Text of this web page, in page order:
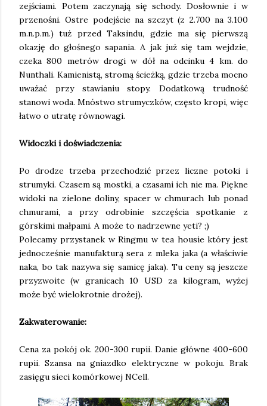
zejściami. Potem zaczynają się schody. Dosłownie i w
przenośni. Ostre podejście na szczyt (z 2.700 na 3.100
m.n.p.m.) tuż przed Taksindu, gdzie ma się pierwszą
okazję do głośnego sapania. A jak już się tam wejdzie,
czeka 800 metrów drogi w dół na odcinku 4 km. do
Nunthali. Kamienistą, stromą ścieżką, gdzie trzeba mocno
uważać przy stawianiu stopy. Dodatkową trudność
stanowi woda. Mnóstwo strumyczków, często kropi, więc
łatwo o utratę równowagi.
Widoczki i doświadczenia:
Po drodze trzeba przechodzić przez liczne potoki i
strumyki. Czasem są mostki, a czasami ich nie ma. Piękne
widoki na zielone doliny, spacer w chmurach lub ponad
chmurami, a przy odrobinie szczęścia spotkanie z
górskimi małpami. A może to nadrzewne yeti? ;)
Polecamy przystanek w Ringmu w tea housie który jest
jednocześnie manufakturą sera z mleka jaka (a właściwie
naka, bo tak nazywa się samicę jaka). Tu ceny są jeszcze
przyzwoite (w granicach 10 USD za kilogram, wyżej
może być wielokrotnie drożej).
Zakwaterowanie:
Cena za pokój ok. 200-300 rupii. Danie główne 400-600
rupii. Szansa na gniazdko elektryczne w pokoju. Brak
zasięgu sieci komórkowej NCell.